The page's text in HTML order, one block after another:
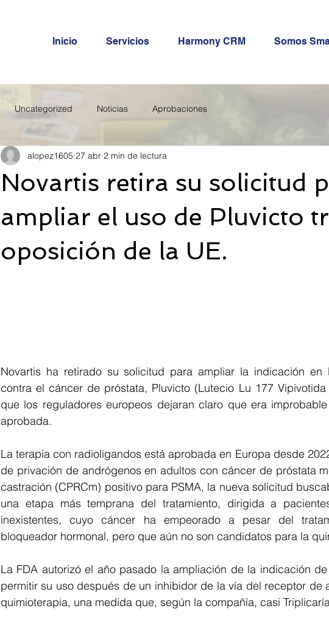
Inicio Servicios Harmony CRM Somos
Uncategorized Noticias Aprobaciones
Novartis retira su solicitud
ampliar el uso de Pluvicto
oposición de la UE.
alopez1605 27 abr 2 min de lectura
Novartis ha retirado su solicitud para ampliar la indicación en
contra el cáncer de próstata, Pluvicto (Lutecio Lu 177
que los reguladores europeos dejaran claro que era
aprobada.
La terapia con radioligandos está aprobada en Europa desde
de privación de andrógenos en adultos con cáncer de próstata
castración (CPRCm) positivo para PSMA, la nueva solicitud
una etapa más temprana del tratamiento, dirigida a
inexistentes, cuyo cáncer ha empeorado a pesar del
bloqueador hormonal, pero que aún no son candidatos para la
La FDA autorizó el año pasado la ampliación de la indicación
permitir su uso después de un inhibidor de la vía del receptor de
quimioterapia, una medida que, según la compañía, casi